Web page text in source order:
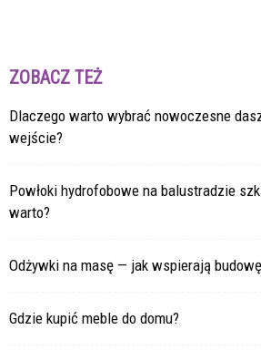
ZOBACZ TEŻ
Dlaczego warto wybrać nowoczesne
wejście?
Powłoki hydrofobowe na balustradzie
warto?
Odżywki na masę — jak wspierają
Gdzie kupić meble do domu?